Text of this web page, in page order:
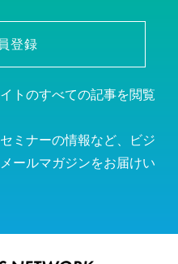
登録
トのすべての記事を閲覧
ミナーの情報など、ビジ
ールマガジンをお届けい